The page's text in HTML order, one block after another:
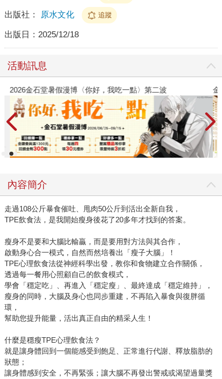
出版社： 原水文化 追蹤
出版日： 2025/12/18
活動訊息
2026金石堂暑假漫博〈你好，我吃一點〉第二波 金
內容簡介
走過108公斤暴食催吐、甩肉50公斤到活出全新自我，
TPE飲食法，是我開始瘦身後花了20多年才找到的答案。
瘦身不是要和大腦比輸贏，而是要用對方法與其合作，
啟動身心合一模式，自然而然培養出「瘦子大腦」！
TPE心理飲食法從神經科學出發，教你和食物建立合作關係，
透過每一餐用心照顧自己的飲食模式，
學會「穩定吃」、再進入「穩定瘦」、最終達成「穩定維持」，
瘦身的同時，大腦及身心也同步重建，不再陷入暴食與復胖循
環，
幫助您提升能量，活出真正自由的精采人生！
什麼是穩瘦TPE心理飲食法？
就是讓身體回到一個能感受到飽足、正常進行代謝、釋放脂肪的
狀態；
讓身體感到安全，不再緊張；讓大腦不再發出警戒或渴望過量獎